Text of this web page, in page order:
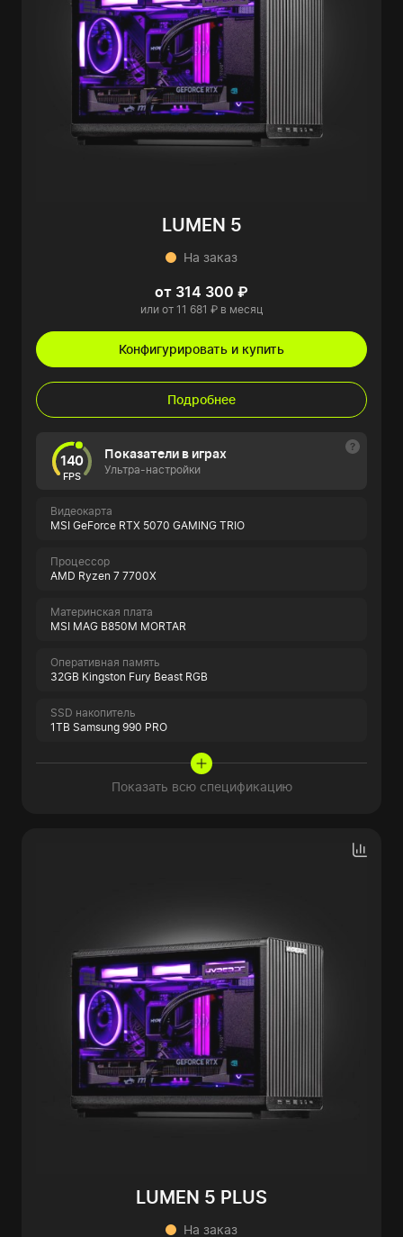
LUMEN 5
На заказ
от 314 300 ₽
или от 11 681 ₽ в месяц
Конфигурировать и купить
Подробнее
140
FPS
Показатели в играх
Ультра-настройки
Видеокарта
MSI GeForce RTX 5070 GAMING TRIO
Процессор
AMD Ryzen 7 7700X
Материнская плата
MSI MAG B850M MORTAR
Оперативная память
32GB Kingston Fury Beast RGB
SSD накопитель
1TB Samsung 990 PRO
Показать всю спецификацию
LUMEN 5 PLUS
На заказ